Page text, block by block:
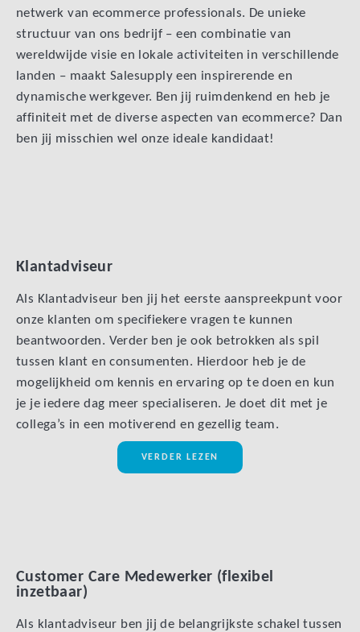
netwerk van ecommerce professionals. De unieke
structuur van ons bedrijf – een combinatie van
wereldwijde visie en lokale activiteiten in verschillende
landen – maakt Salesupply een inspirerende en
dynamische werkgever. Ben jij ruimdenkend en heb je
affiniteit met de diverse aspecten van ecommerce? Dan
ben jij misschien wel onze ideale kandidaat!
Klantadviseur
Als Klantadviseur ben jij het eerste aanspreekpunt voor
onze klanten om specifiekere vragen te kunnen
beantwoorden. Verder ben je ook betrokken als spil
tussen klant en consumenten. Hierdoor heb je de
mogelijkheid om kennis en ervaring op te doen en kun
je je iedere dag meer specialiseren. Je doet dit met je
collega’s in een motiverend en gezellig team.
VERDER LEZEN
Customer Care Medewerker (flexibel
inzetbaar)
Als klantadviseur ben jij de belangrijkste schakel tussen